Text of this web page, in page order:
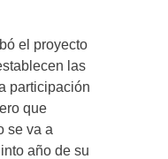
el proyecto
las
participación
que
se va a
año de su